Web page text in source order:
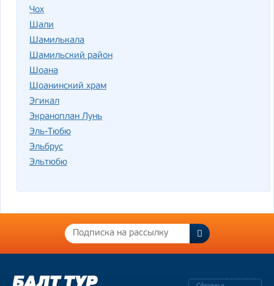
Чох
Шали
Шамилькала
Шамильский район
Шоана
Шоанинский храм
Эгикал
Экраноплан Лунь
Эль-Тюбю
Эльбрус
Эльтюбю